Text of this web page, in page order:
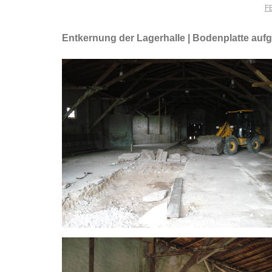
Entkernung der Lagerhalle | Bodenplatte